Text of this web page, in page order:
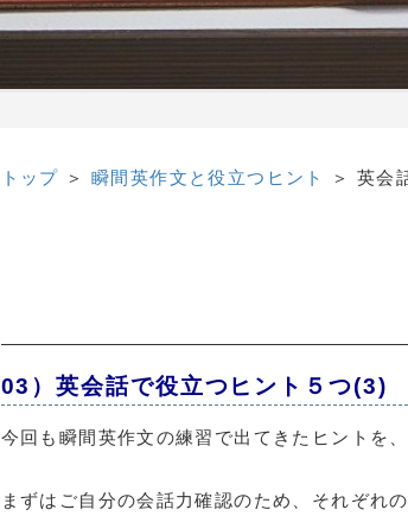
トップ ＞ 瞬間英作文と役立つヒント ＞ 英会
03）英会話で役立つヒント５つ(3)
今回も瞬間英作文の練習で出てきたヒントを、
まずはご自分の会話力確認のため、それぞれ